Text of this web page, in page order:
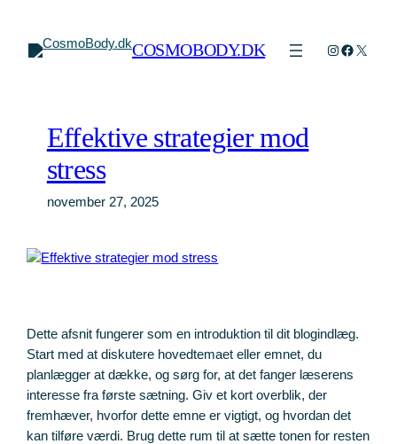
indhold
COSMOBODY.DK Instagram
X
Effektive strategier mod
stress
november 27, 2025
Dette afsnit fungerer som en introduktion til dit blogindlæg.
Start med at diskutere hovedtemaet eller emnet, du
planlægger at dække, og sørg for, at det fanger læserens
interesse fra første sætning. Giv et kort overblik, der
fremhæver, hvorfor dette emne er vigtigt, og hvordan det
kan tilføre værdi. Brug dette rum til at sætte tonen for resten